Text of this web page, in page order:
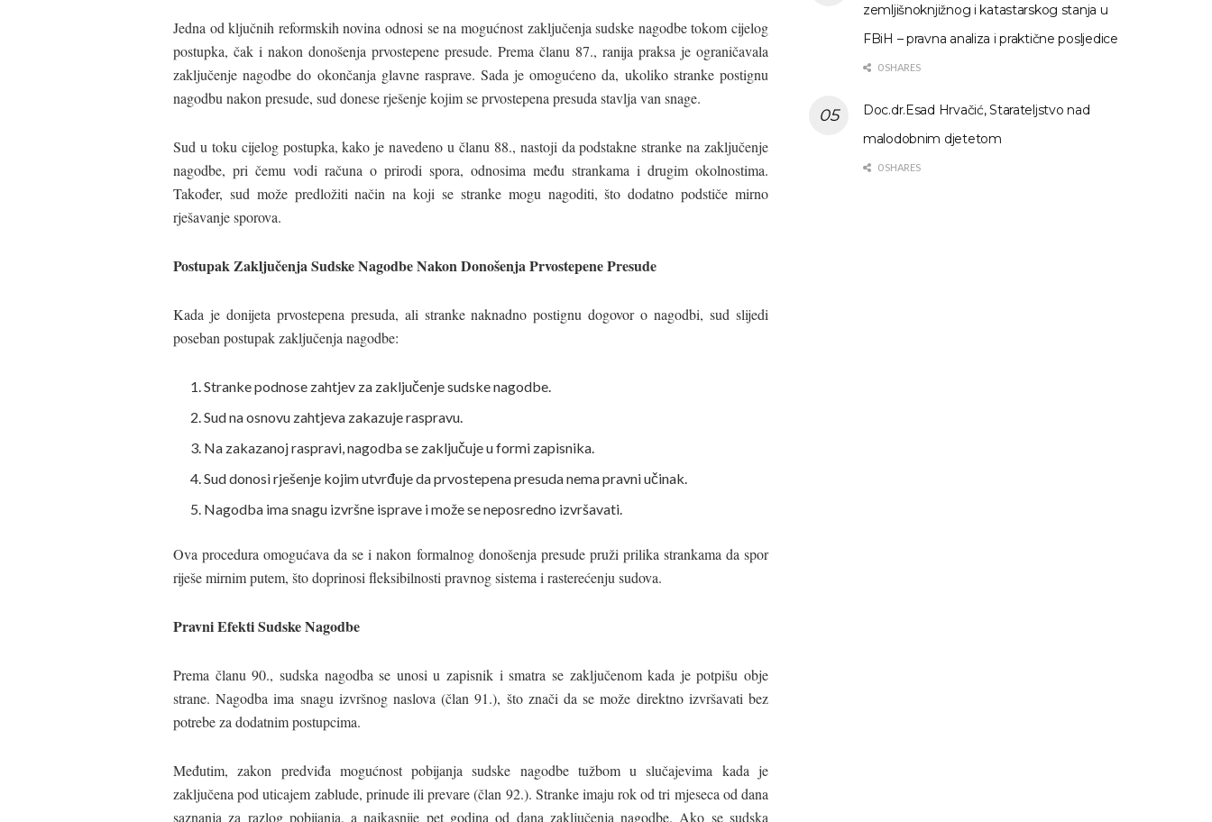
Jedna od ključnih reformskih novina odnosi se na mogućnost zaključenja sudske nagodbe tokom cijelog
postupka, čak i nakon donošenja prvostepene presude. Prema članu 87., ranija praksa je ograničavala
zaključenje nagodbe do okončanja glavne rasprave. Sada je omogućeno da, ukoliko stranke postignu
nagodbu nakon presude, sud donese rješenje kojim se prvostepena presuda stavlja van snage.
Sud u toku cijelog postupka, kako je navedeno u članu 88., nastoji da podstakne stranke na zaključenje
nagodbe, pri čemu vodi računa o prirodi spora, odnosima među strankama i drugim okolnostima.
Također, sud može predložiti način na koji se stranke mogu nagoditi, što dodatno podstiče mirno
rješavanje sporova.
Postupak Zaključenja Sudske Nagodbe Nakon Donošenja Prvostepene Presude
Kada je donijeta prvostepena presuda, ali stranke naknadno postignu dogovor o nagodbi, sud slijedi
poseban postupak zaključenja nagodbe:
Stranke podnose zahtjev za zaključenje sudske nagodbe.
Sud na osnovu zahtjeva zakazuje raspravu.
Na zakazanoj raspravi, nagodba se zaključuje u formi zapisnika.
Sud donosi rješenje kojim utvrđuje da prvostepena presuda nema pravni učinak.
Nagodba ima snagu izvršne isprave i može se neposredno izvršavati.
Ova procedura omogućava da se i nakon formalnog donošenja presude pruži prilika strankama da spor
riješe mirnim putem, što doprinosi fleksibilnosti pravnog sistema i rasterećenju sudova.
Pravni Efekti Sudske Nagodbe
Prema članu 90., sudska nagodba se unosi u zapisnik i smatra se zaključenom kada je potpišu obje
strane. Nagodba ima snagu izvršnog naslova (član 91.), što znači da se može direktno izvršavati bez
potrebe za dodatnim postupcima.
Međutim, zakon predviđa mogućnost pobijanja sudske nagodbe tužbom u slučajevima kada je
zaključena pod uticajem zablude, prinude ili prevare (član 92.). Stranke imaju rok od tri mjeseca od dana
saznanja za razlog pobijanja, a najkasnije pet godina od dana zaključenja nagodbe. Ako se sudska
zemljišnoknjižnog i katastarskog stanja u
FBiH – pravna analiza i praktične posljedice
0 SHARES
Doc.dr.Esad Hrvačić, Starateljstvo nad
malodobnim djetetom
0 SHARES